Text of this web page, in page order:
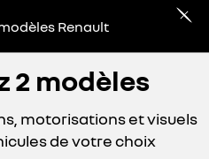
Renault
2 modèles
motorisations et visuels
de votre choix